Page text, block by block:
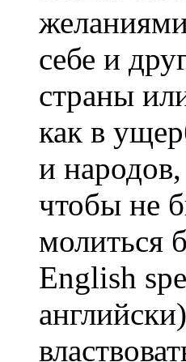
себе и
страны
как в
и
чтобы не
молиться
Еnglish